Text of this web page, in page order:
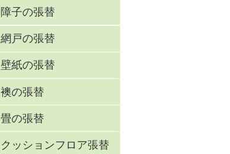
障子の張替
網戸の張替
壁紙の張替
襖の張替
畳の張替
クッションフロア張替